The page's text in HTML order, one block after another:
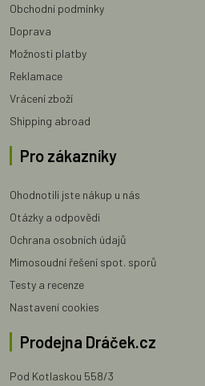
Obchodní podmínky
Doprava
Možnosti platby
Reklamace
Vrácení zboží
Shipping abroad
Pro zákazníky
Ohodnotili jste nákup u nás
Otázky a odpovědi
Ochrana osobních údajů
Mimosoudní řešení spot. sporů
Testy a recenze
Nastavení cookies
Prodejna Dráček.cz
Pod Kotlaskou 558/3